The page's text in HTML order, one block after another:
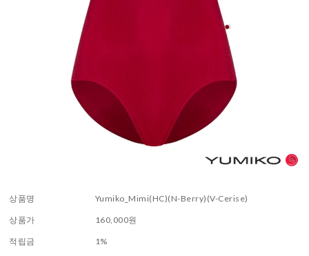
상품명 Yumiko_Mimi(HC)(N-Berry)(V-Cerise)
상품가 160,000원
적립금 1%